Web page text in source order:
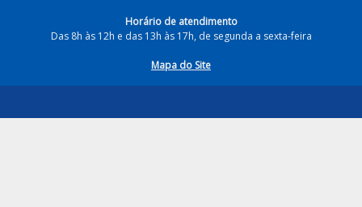
Horário de atendimento
Das 8h às 12h e das 13h às 17h, de segunda a sexta-feira
Mapa do Site